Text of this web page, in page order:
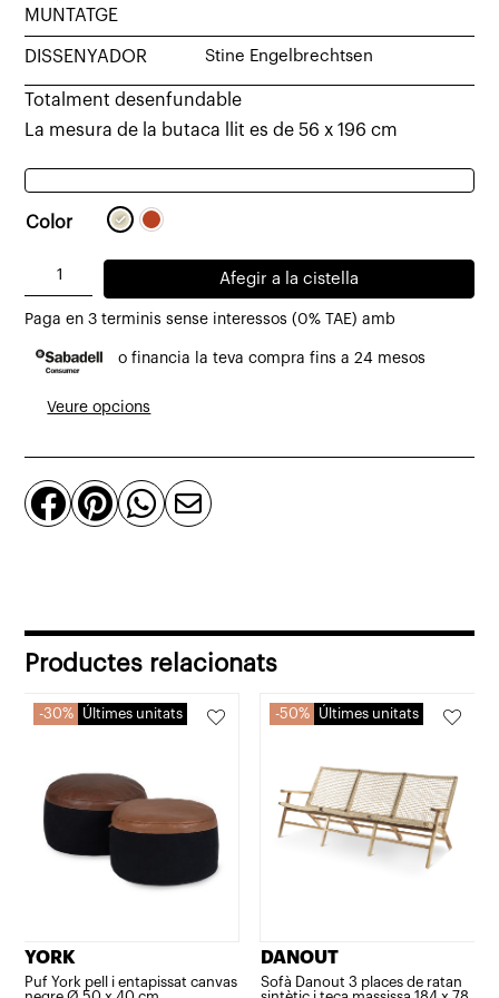
MUNTATGE
DISSENYADOR Stine Engelbrechtsen
Totalment desenfundable
La mesura de la butaca llit es de 56 x 196 cm
Color
quantitat
Butaca
llit
places
entapissat
sorra
Afegir a la cistella
Paga en 3 terminis sense interessos (0% TAE) amb
o financia la teva compra fins a 24 mesos
Veure opcions
   
Productes relacionats
30% Últimes unitats
YORK
Puf York pell i entapissat canvas
50% Últimes unitats
DANOUT
Sofà Danout 3 places de ratan